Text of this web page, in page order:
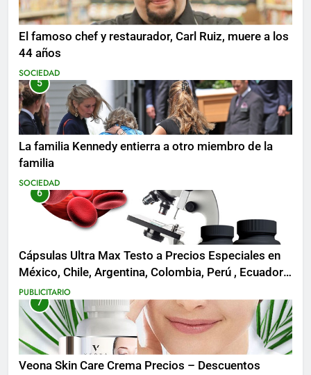
El famoso chef y restaurador, Carl Ruiz, muere a los
44 años
SOCIEDAD
5
La familia Kennedy entierra a otro miembro de la
familia
SOCIEDAD
6
Cápsulas Ultra Max Testo a Precios Especiales en
México, Chile, Argentina, Colombia, Perú , Ecuador,
Costa Rica y Más
PUBLICITARIO
7
Veona Skin Care Crema Precios – Descuentos